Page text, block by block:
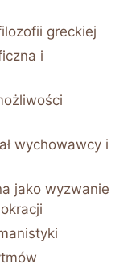
greckiej
i
wychowawcy i
jako wyzwanie